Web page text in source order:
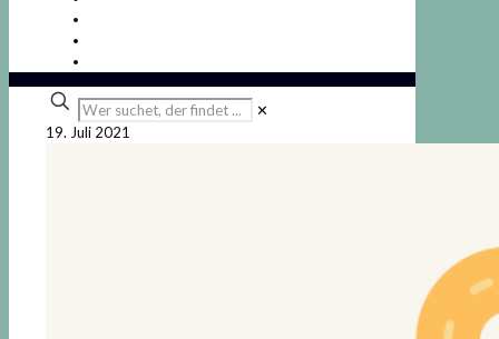
Wer
suchet,
der
✕
19. Juli 2021